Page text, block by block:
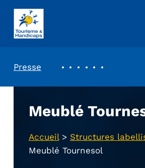
ASSOCIATION TOURISME ET HANDICAPS
Presse
Meublé
Accueil> Structures
Meublé Tournesol